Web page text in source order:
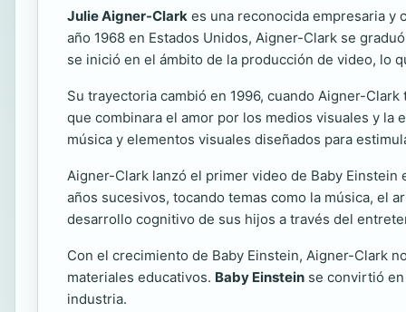
Julie Aigner-Clark es una reconocida empresaria y
año 1968 en Estados Unidos, Aigner-Clark se
se inició en el ámbito de la producción de video, lo
Su trayectoria cambió en 1996, cuando Aigner-
que combinara el amor por los medios visuales y la
música y elementos visuales diseñados para
Aigner-Clark lanzó el primer video de Baby
años sucesivos, tocando temas como la música, el
desarrollo cognitivo de sus hijos a través del
Con el crecimiento de Baby Einstein, Aigner-Clark
materiales educativos. Baby Einstein se convirtió
industria.